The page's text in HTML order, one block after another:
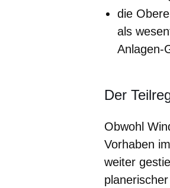
die
als
Anlagen-
Der
Obwohl
Vorhaben
weiter